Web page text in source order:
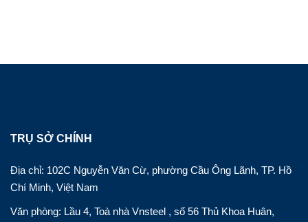
TRỤ SỞ CHÍNH
Địa chỉ: 102C Nguyễn Văn Cừ, phường Cầu Ông Lãnh, TP. Hồ
Chí Minh, Việt Nam
Văn phòng: Lầu 4, Toà nhà Vnsteel , số 56 Thủ Khoa Huân,